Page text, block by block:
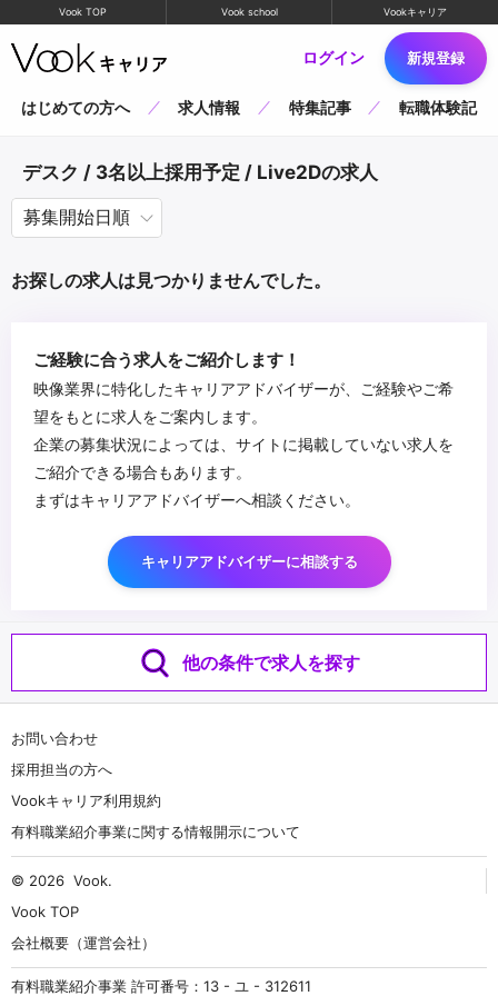
Vook TOP Vook school Vookキャリア
ログイン 新規登録
はじめての方へ 求人情報 特集記事 転職体験記
デスク / 3名以上採用予定 / Live2Dの求人
お探しの求人は見つかりませんでした。
ご経験に合う求人をご紹介します！
映像業界に特化したキャリアアドバイザーが、ご経験やご希
望をもとに求人をご案内します。
企業の募集状況によっては、サイトに掲載していない求人を
ご紹介できる場合もあります。
まずはキャリアアドバイザーへ相談ください。
キャリアアドバイザーに相談する
他の条件で求人を探す
お問い合わせ
採用担当の方へ
Vookキャリア利用規約
有料職業紹介事業に関する情報開示について
© 2026 Vook.
Vook TOP
会社概要（運営会社）
有料職業紹介事業 許可番号：13 - ユ - 312611